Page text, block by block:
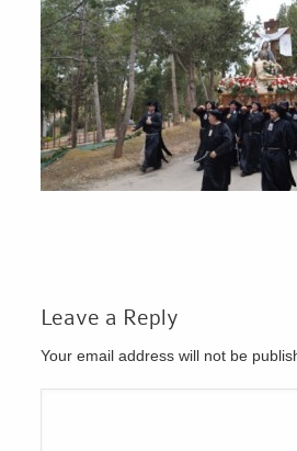
Leave a Reply
Your email address will not be